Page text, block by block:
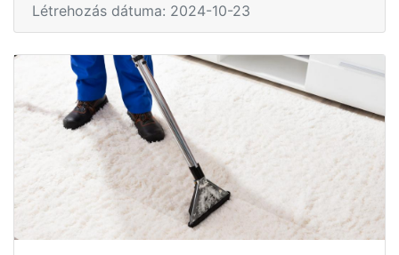
Létrehozás dátuma: 2024-10-23